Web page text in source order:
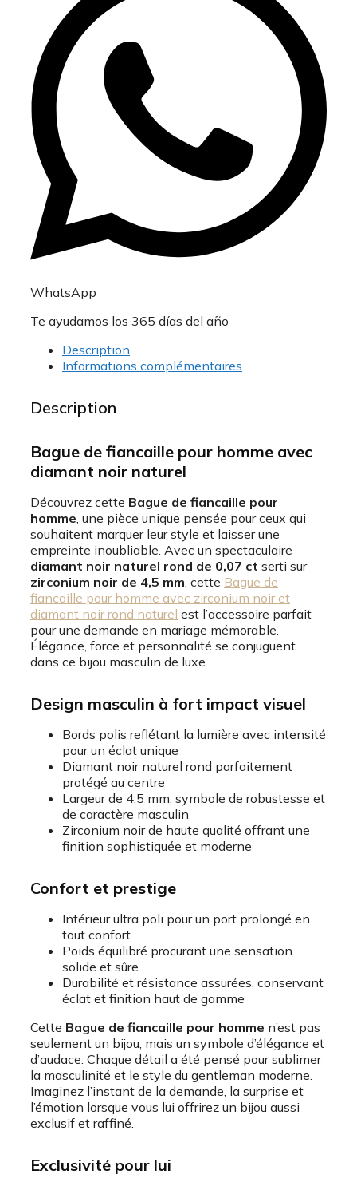
dans
un
zirconium
noir
WhatsApp
Te ayudamos los 365 días del año
Description
Informations complémentaires
Description
Bague de fiancaille pour homme avec
diamant noir naturel
Découvrez cette Bague de fiancaille pour
homme , une pièce unique pensée pour ceux qui
souhaitent marquer leur style et laisser une
empreinte inoubliable. Avec un spectaculaire
diamant noir naturel rond de 0,07 ct serti sur
zirconium noir de 4,5 mm , cette Bague de
fiancaille pour homme avec zirconium noir et
diamant noir rond naturel est l’accessoire parfait
pour une demande en mariage mémorable.
Élégance, force et personnalité se conjuguent
dans ce bijou masculin de luxe.
Design masculin à fort impact visuel
Bords polis reflétant la lumière avec intensité
pour un éclat unique
Diamant noir naturel rond parfaitement
protégé au centre
Largeur de 4,5 mm, symbole de robustesse et
de caractère masculin
Zirconium noir de haute qualité offrant une
finition sophistiquée et moderne
Confort et prestige
Intérieur ultra poli pour un port prolongé en
tout confort
Poids équilibré procurant une sensation
solide et sûre
Durabilité et résistance assurées, conservant
éclat et finition haut de gamme
Cette Bague de fiancaille pour homme n’est pas
seulement un bijou, mais un symbole d’élégance et
d’audace. Chaque détail a été pensé pour sublimer
la masculinité et le style du gentleman moderne.
Imaginez l’instant de la demande, la surprise et
l’émotion lorsque vous lui offrirez un bijou aussi
exclusif et raffiné.
Exclusivité pour lui